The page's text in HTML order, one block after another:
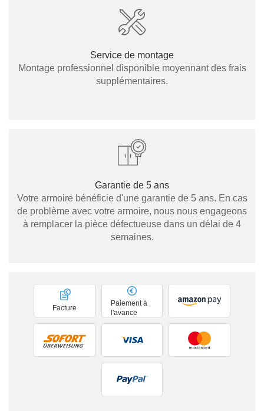
Service de montage
Montage professionnel disponible moyennant des frais
supplémentaires.
Garantie de 5 ans
Votre armoire bénéficie d'une garantie de 5 ans. En cas
de problème avec votre armoire, nous nous engageons
à remplacer la pièce défectueuse dans un délai de 4
semaines.
Paiement à
l'avance
Facture